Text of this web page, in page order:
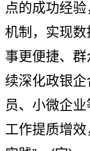
点的成功经
机制，实现
事更便捷、
续深化政银
员、小微企
工作提质增